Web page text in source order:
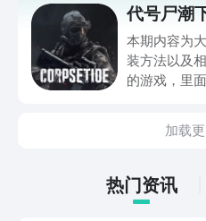
些？对于这
文中详解介
代号尸潮
本期内容为
装方法以及
的游戏，里
刺激，所以
玩家，就跟
的相关内容吧
加载
热门资讯